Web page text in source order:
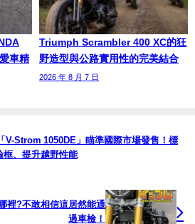
車精
Triumph Scrambler 400 XC的狂
野造型與公路實用性的完美結合
2026 年 8 月 7 日
V-Strom 1050DE」瞄準國際市場發售！標
框、提升越野性能
裡?不敢相信這居然能通
過車檢！